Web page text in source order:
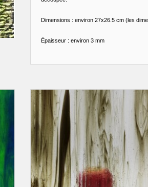
Dimensions : environ 27x26.5 cm (les
Épaisseur : environ 3 mm